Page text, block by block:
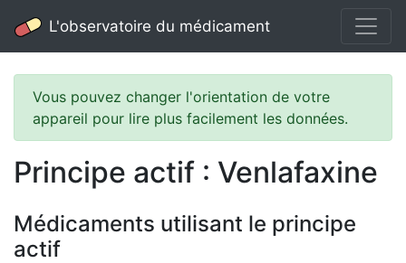
L'observatoire du médicament
Vous pouvez changer l'orientation de votre
appareil pour lire plus facilement les données.
Principe actif : Venlafaxine
Médicaments utilisant le principe
actif